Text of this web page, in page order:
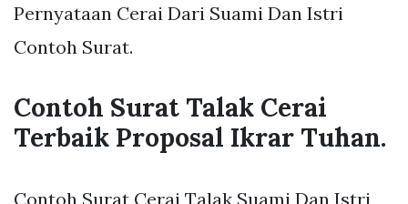
Pernyataan Cerai Dari Suami Dan Istri
Contoh Surat.
Contoh Surat Talak Cerai
Terbaik Proposal Ikrar Tuhan.
Contoh Surat Cerai Talak Suami Dan Istri